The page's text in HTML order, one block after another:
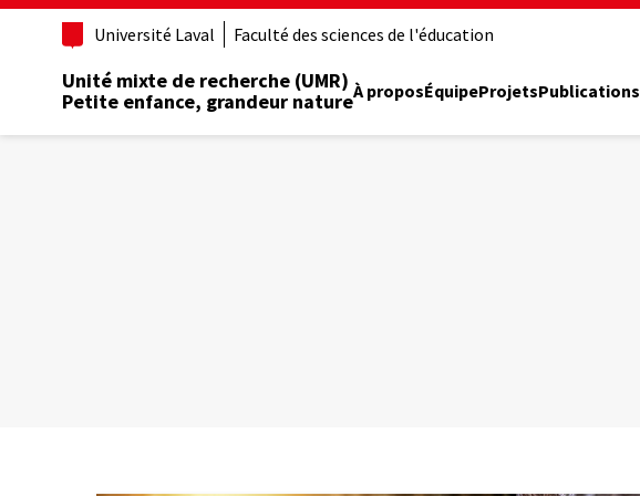
Aller
principal
Université Laval Faculté des sciences de l'éducation
Unité mixte de recherche (UMR)
Petite enfance, grandeur natureÀ proposÉquipeProjetsPublications